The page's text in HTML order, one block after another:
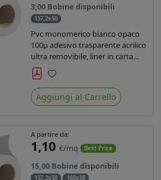
3,00 Bobine disponibili
137,2x50
Pvc monomerico bianco opaco
100µ adesivo trasparente acrilico
ultra removibile, liner in carta
kraft da 140gr/mq. Durata 3 anni.
Dotato di certificato FR B1 e
conforme alla normativa REACH.
Preferiti
Aggiungi al Carrello
A partire da:
1,10 €/mq Best Price
15,00 Bobine disponibili
137,2x50 160x50